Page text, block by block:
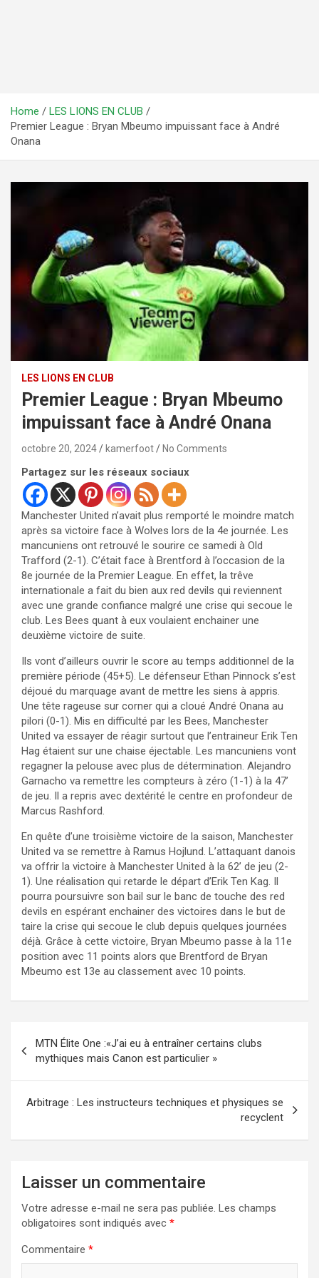
Home
LES LIONS EN CLUB
Premier League : Bryan Mbeumo impuissant face à André
Onana
LES LIONS EN CLUB
Premier League : Bryan Mbeumo
impuissant face à André Onana
octobre 20, 2024 kamerfoot No Comments
Partagez sur les réseaux sociaux
Manchester United n’avait plus remporté le moindre match
après sa victoire face à Wolves lors de la 4e journée. Les
mancuniens ont retrouvé le sourire ce samedi à Old
Trafford (2-1). C’était face à Brentford à l’occasion de la
8e journée de la Premier League. En effet, la trêve
internationale a fait du bien aux red devils qui reviennent
avec une grande confiance malgré une crise qui secoue le
club. Les Bees quant à eux voulaient enchainer une
deuxième victoire de suite.
Ils vont d’ailleurs ouvrir le score au temps additionnel de la
première période (45+5). Le défenseur Ethan Pinnock s’est
déjoué du marquage avant de mettre les siens à appris.
Une tête rageuse sur corner qui a cloué André Onana au
pilori (0-1). Mis en difficulté par les Bees, Manchester
United va essayer de réagir surtout que l’entraineur Erik Ten
Hag étaient sur une chaise éjectable. Les mancuniens vont
regagner la pelouse avec plus de détermination. Alejandro
Garnacho va remettre les compteurs à zéro (1-1) à la 47’
de jeu. Il a repris avec dextérité le centre en profondeur de
Marcus Rashford.
En quête d’une troisième victoire de la saison, Manchester
United va se remettre à Ramus Hojlund. L’attaquant danois
va offrir la victoire à Manchester United à la 62’ de jeu (2-
1). Une réalisation qui retarde le départ d’Erik Ten Kag. Il
pourra poursuivre son bail sur le banc de touche des red
devils en espérant enchainer des victoires dans le but de
taire la crise qui secoue le club depuis quelques journées
déjà. Grâce à cette victoire, Bryan Mbeumo passe à la 11e
position avec 11 points alors que Brentford de Bryan
Mbeumo est 13e au classement avec 10 points.
Navigation
de
l’article
MTN Élite One :«J’ai eu à entraîner certains clubs
mythiques mais Canon est particulier »
Arbitrage : Les instructeurs techniques et physiques se
recyclent
Laisser un commentaire
Votre adresse e-mail ne sera pas publiée. Les champs
obligatoires sont indiqués avec *
Commentaire *